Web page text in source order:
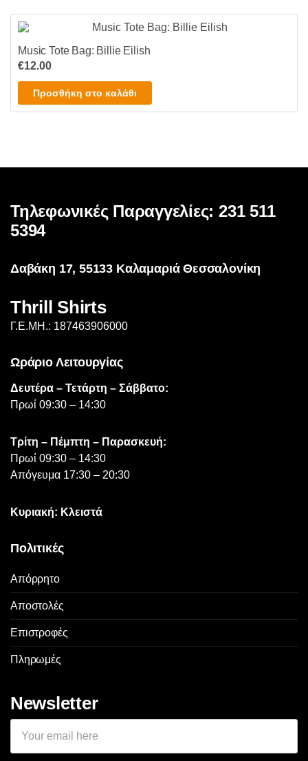
Music Tote Bag: Billie Eilish
€12.00
Προσθήκη στο καλάθι
Τηλεφωνικές Παραγγελίες: 231 511
5394
Δαβάκη 17, 55133 Καλαμαριά Θεσσαλονίκη
Thrill Shirts
Γ.Ε.ΜΗ.: 187463906000
Ωράριο Λειτουργίας
Δευτέρα – Τετάρτη – Σάββατο:
Πρωί 09:30 – 14:30
Τρίτη – Πέμπτη – Παρασκευή:
Πρωί 09:30 – 14:30
Απόγευμα 17:30 – 20:30
Κυριακή: Κλειστά
Πολιτικές
Απόρρητο
Αποστολές
Επιστροφές
Πληρωμές
Newsletter